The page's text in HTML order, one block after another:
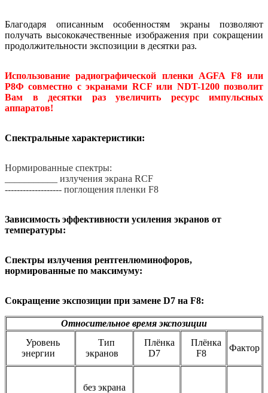
Благодаря описанным особенностям экраны позволяют
получать высококачественные изображения при сокращении
продолжительности экспозиции в десятки раз.
Использование радиографической пленки AGFA F8 или
Р8Ф совместно с экранами RCF или NDT-1200 позволит
Вам в десятки раз увеличить ресурс импульсных
аппаратов!
Спектральные характеристики:
Нормированные спектры:
___________ излучения экрана RCF
------------------- поглощения пленки F8
Зависимость эффективности усиления экранов от
температуры:
Спектры излучения рентгенлюминофоров,
нормированные по максимуму:
Сокращение экспозиции при замене D7 на F8:
Относительное время экспозиции
Уровень
энергии
Тип
экранов
Плёнка
D7
Плёнка
F8
Фактор
без экрана